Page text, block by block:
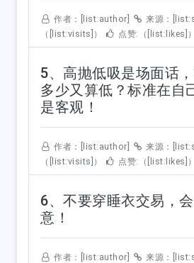
作者：[list:author] 来源：
（[list:visits]）
点赞:（[list:likes]）
5、高抛低吸是场面话
多少又算低？标准在自
是客观！
作者：[list:author] 来源：
（[list:visits]）
点赞:（[list:likes]）
6、不要穿睡衣交易，
意！
作者：[list:author] 来源：